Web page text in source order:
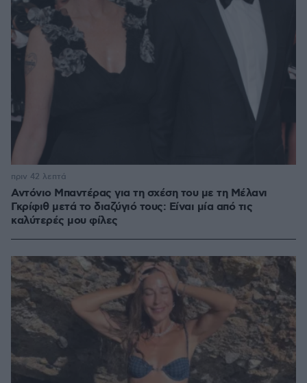
Αντόνιο Μπαντέρας για τη σχέση του με τη Μέλανι
Γκρίφιθ μετά το διαζύγιό τους: Είναι μία από τις
καλύτερές μου φίλες
πριν 42 λεπτά